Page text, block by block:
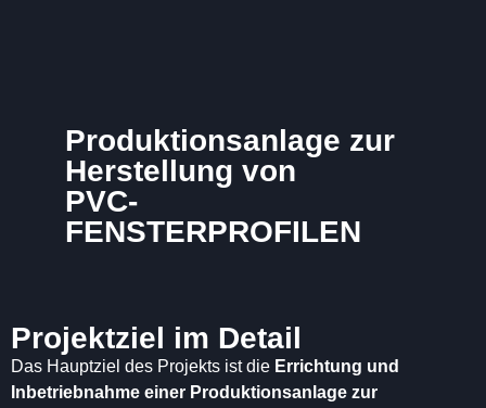
Produktionsanlage zur
Herstellung von
PVC-
FENSTERPROFILEN
Projektziel im Detail
Das Hauptziel des Projekts ist die Errichtung und
Inbetriebnahme einer Produktionsanlage zur